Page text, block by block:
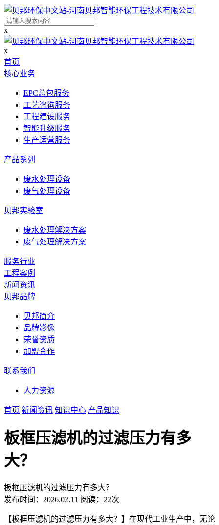
x
x
首页
核心业务
EPC总包服务
工艺咨询服务
工程建设服务
智能升级服务
生产运营服务
产品系列
废水处理设备
废气处理设备
贝邦实验室
废水处理解决方案
废气处理解决方案
服务行业
工程案例
新闻资讯
贝邦品牌
贝邦简介
品牌影像
荣誉资质
加盟合作
联系我们
人力资源
首页 新闻资讯 知识中心 产品知识
板框压滤机的过滤压力有多
大？
板框压滤机的过滤压力有多大？
发布时间：2026.02.11 阅读：22次
【板框压滤机的过滤压力有多大？】在现代工业生产中，无论